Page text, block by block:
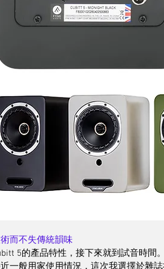
而不失傳統韻味
5的產品特性，接下來就到試音時間
一般用家使用情況，這次我選擇於雜